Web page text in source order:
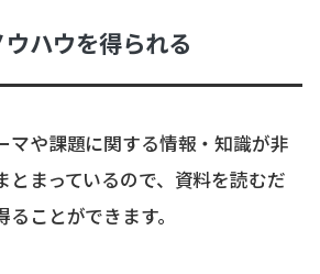
ハウを得られる
マや課題に関する情報・知識が非
とまっているので、資料を読むだ
ことができます。